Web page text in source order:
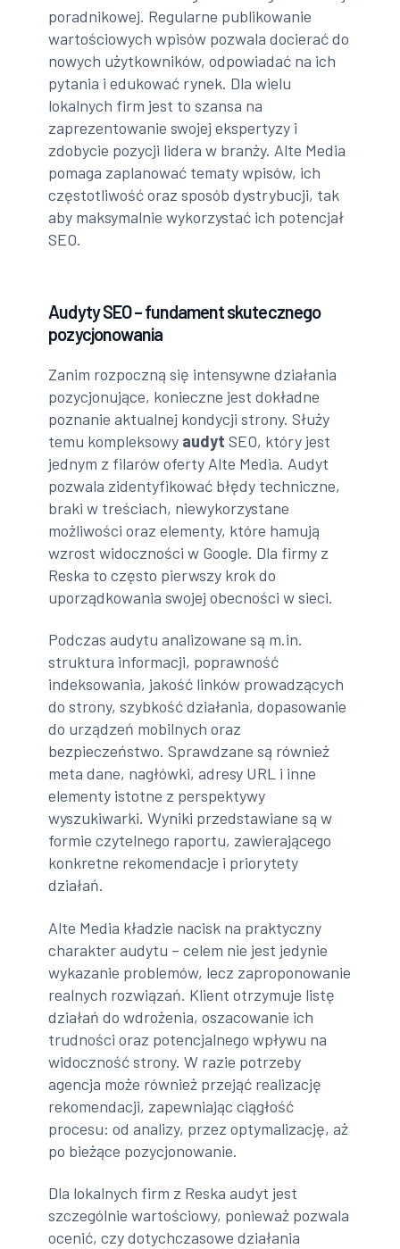
poradnikowej. Regularne publikowanie
wartościowych wpisów pozwala docierać do
nowych użytkowników, odpowiadać na ich
pytania i edukować rynek. Dla wielu
lokalnych firm jest to szansa na
zaprezentowanie swojej ekspertyzy i
zdobycie pozycji lidera w branży. Alte Media
pomaga zaplanować tematy wpisów, ich
częstotliwość oraz sposób dystrybucji, tak
aby maksymalnie wykorzystać ich potencjał
SEO.
Audyty SEO – fundament skutecznego
pozycjonowania
Zanim rozpoczną się intensywne działania
pozycjonujące, konieczne jest dokładne
poznanie aktualnej kondycji strony. Służy
temu kompleksowy audyt SEO, który jest
jednym z filarów oferty Alte Media. Audyt
pozwala zidentyfikować błędy techniczne,
braki w treściach, niewykorzystane
możliwości oraz elementy, które hamują
wzrost widoczności w Google. Dla firmy z
Reska to często pierwszy krok do
uporządkowania swojej obecności w sieci.
Podczas audytu analizowane są m.in.
struktura informacji, poprawność
indeksowania, jakość linków prowadzących
do strony, szybkość działania, dopasowanie
do urządzeń mobilnych oraz
bezpieczeństwo. Sprawdzane są również
meta dane, nagłówki, adresy URL i inne
elementy istotne z perspektywy
wyszukiwarki. Wyniki przedstawiane są w
formie czytelnego raportu, zawierającego
konkretne rekomendacje i priorytety
działań.
Alte Media kładzie nacisk na praktyczny
charakter audytu – celem nie jest jedynie
wykazanie problemów, lecz zaproponowanie
realnych rozwiązań. Klient otrzymuje listę
działań do wdrożenia, oszacowanie ich
trudności oraz potencjalnego wpływu na
widoczność strony. W razie potrzeby
agencja może również przejąć realizację
rekomendacji, zapewniając ciągłość
procesu: od analizy, przez optymalizację, aż
po bieżące pozycjonowanie.
Dla lokalnych firm z Reska audyt jest
szczególnie wartościowy, ponieważ pozwala
ocenić, czy dotychczasowe działania